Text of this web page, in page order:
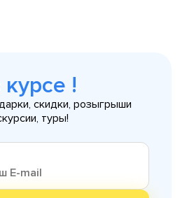
!
скидки, розыгрыши
туры!